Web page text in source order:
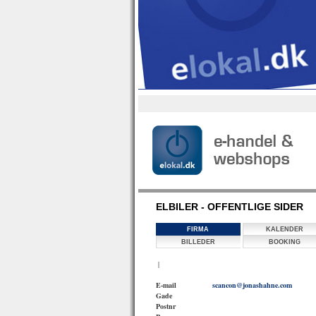
ELBILER - OFFENTLIGE SIDER
FIRMA
KALENDER
BILLEDER
BOOKING
|
E-mail
scancon@jonashahne.com
Gade
Postnr